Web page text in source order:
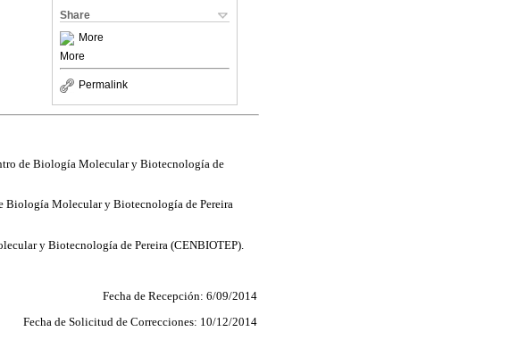
Share
More
More
Permalink
de Biología Molecular y Biotecnología de
Molecular y Biotecnología de Pereira
y Biotecnología de Pereira (CENBIOTEP).
Fecha de Recepción: 6/09/2014
Fecha de Solicitud de Correcciones: 10/12/2014